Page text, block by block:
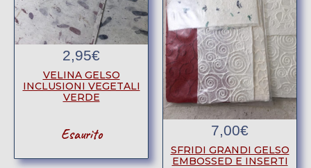
2,95€
VELINA GELSO
INCLUSIONI VEGETALI
VERDE
Esaurito 7,00€
SFRIDI GRANDI GELSO
EMBOSSED E INSERTI